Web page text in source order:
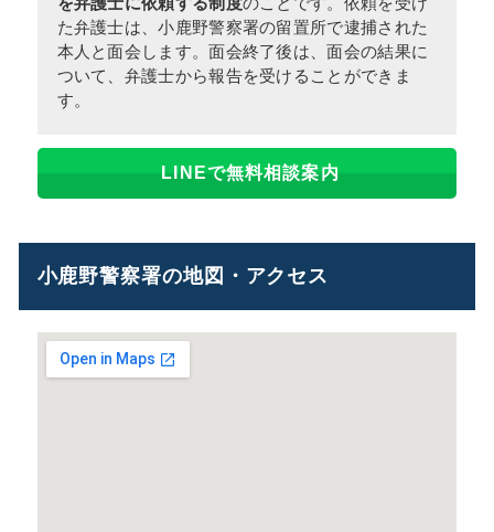
た弁護士は、小鹿野警察署の留置所で逮捕された
本人と面会します。面会終了後は、面会の結果に
ついて、弁護士から報告を受けることができま
す。
LINEで無料相談案内
小鹿野警察署の地図・アクセス